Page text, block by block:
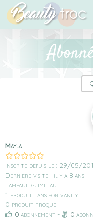
Mayla
Inscrite depuis le : 29/05/
Dernière visite : il y a 8 ans
Lampaul-guimiliau
1 produit dans son vanity
0 produit troqué
0 abonnement - 0